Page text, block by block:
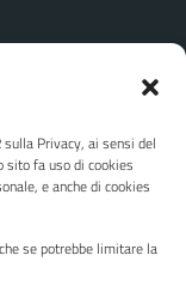
sulla Privacy, ai sensi del
sito fa uso di cookies
e anche di cookies
se potrebbe limitare la